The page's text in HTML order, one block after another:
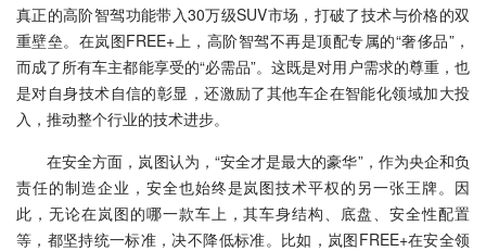
真正的高阶智驾功能带入30万级SUV市场，打破了技术与价格的双
重壁垒。在岚图FREE+上，高阶智驾不再是顶配专属的“奢侈品”，
而成了所有车主都能享受的“必需品”。这既是对用户需求的尊重，也
是对自身技术自信的彰显，还激励了其他车企在智能化领域加大投
入，推动整个行业的技术进步。
在安全方面，岚图认为，“安全才是最大的豪华”，作为央企和负
责任的制造企业，安全也始终是岚图技术平权的另一张王牌。因
此，无论在岚图的哪一款车上，其车身结构、底盘、安全性配置
等，都坚持统一标准，决不降低标准。比如，岚图FREE+在安全领